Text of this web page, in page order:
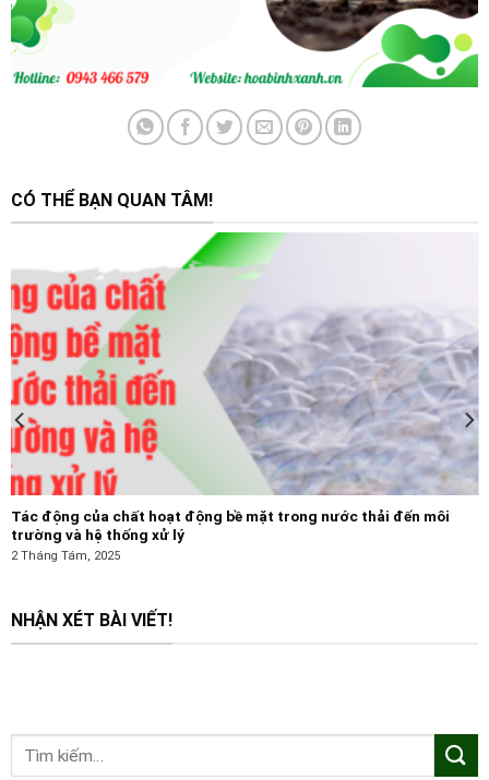
CÓ THỂ BẠN QUAN TÂM!
Tác động của chất hoạt động bề mặt trong nước thải đến môi
trường và hệ thống xử lý
2 Tháng Tám, 2025
NHẬN XÉT BÀI VIẾT!